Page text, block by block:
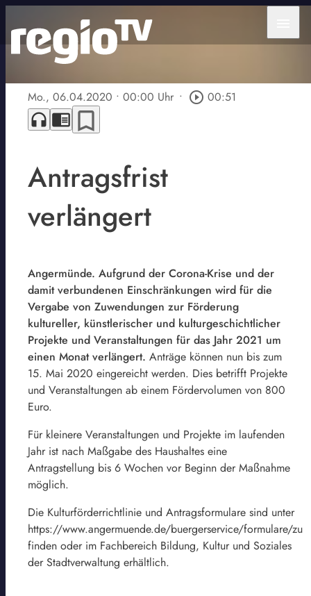
Mo., 06.04.2020 • 00:00 Uhr • play_circle_outline 00:51
headphones chrome_reader_mode bookmark_border
Antragsfrist
verlängert
Angermünde. Aufgrund der Corona-Krise und der
damit verbundenen Einschränkungen wird für die
Vergabe von Zuwendungen zur Förderung
kultureller, künstlerischer und kulturgeschichtlicher
Projekte und Veranstaltungen für das Jahr 2021 um
einen Monat verlängert. Anträge können nun bis zum
15. Mai 2020 eingereicht werden. Dies betrifft Projekte
und Veranstaltungen ab einem Fördervolumen von 800
Euro.
Für kleinere Veranstaltungen und Projekte im laufenden
Jahr ist nach Maßgabe des Haushaltes eine
Antragstellung bis 6 Wochen vor Beginn der Maßnahme
möglich.
Die Kulturförderrichtlinie und Antragsformulare sind unter
https://www.angermuende.de/buergerservice/formulare/zu
finden oder im Fachbereich Bildung, Kultur und Soziales
der Stadtverwaltung erhältlich.